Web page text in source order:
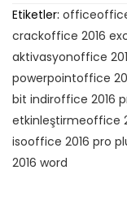
Etiketler: office
crackoffice 2016
aktivasyonoffice
powerpointoffice
bit indiroffice 2016
etkinleştirmeoffice
isooffice 2016 pro
2016 word